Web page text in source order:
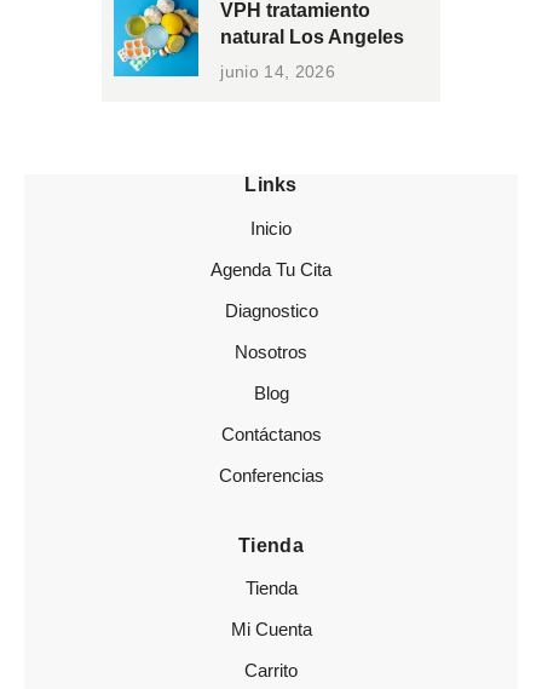
VPH tratamiento
natural Los Angeles
junio 14, 2026
Links
Inicio
Agenda Tu Cita
Diagnostico
Nosotros
Blog
Contáctanos
Conferencias
Tienda
Tienda
Mi Cuenta
Carrito